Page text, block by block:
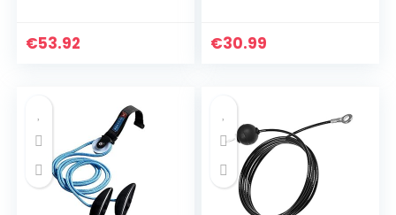
Workout, Pols
€53.92
verstelbaar
€30.99